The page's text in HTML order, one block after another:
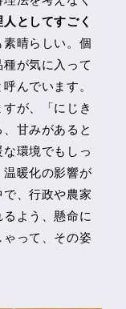
人としてすごく
晴らしい。個
種が気に入って
んでいます。
が、「にじき
甘みがあると
環境でもしっ
暖化の影響が
、行政や農家
よう、懸命に
って、その姿